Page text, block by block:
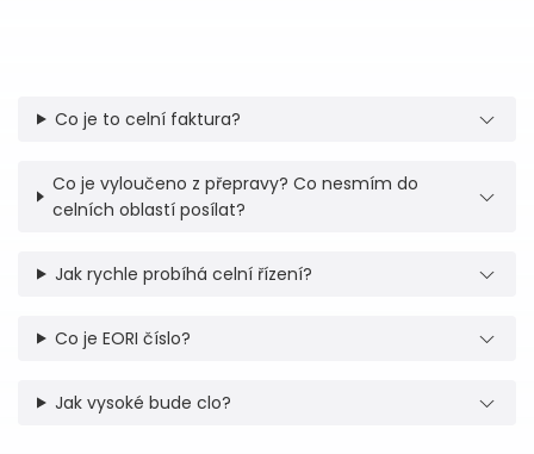
Co je to celní faktura?
Co je vyloučeno z přepravy? Co nesmím do
celních oblastí posílat?
Jak rychle probíhá celní řízení?
Co je EORI číslo?
Jak vysoké bude clo?